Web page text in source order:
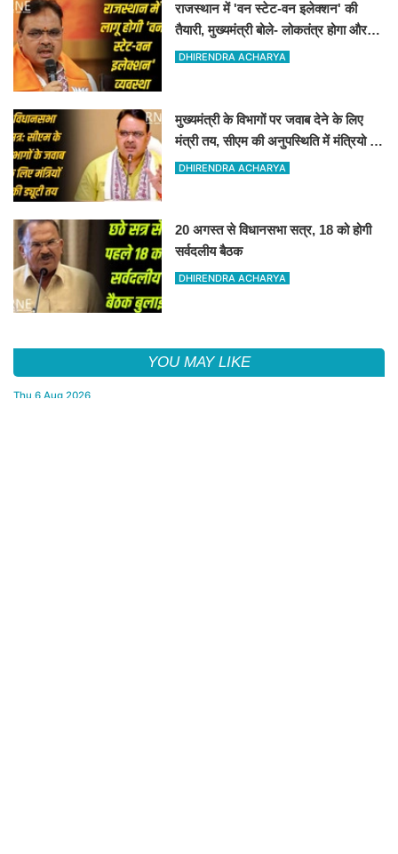
राजस्थान में 'वन स्टेट-वन इलेक्शन' की
तैयारी, मुख्यमंत्री बोले- लोकतंत्र होगा और
मजबूत
DHIRENDRA ACHARYA
मुख्यमंत्री के विभागों पर जवाब देने के लिए
मंत्री तय, सीएम की अनुपस्थिति में मंत्रियो की
जिम्मेवारी तय
DHIRENDRA ACHARYA
20 अगस्त से विधानसभा सत्र, 18 को होगी
सर्वदलीय बैठक
DHIRENDRA ACHARYA
YOU MAY LIKE
Thu,6 Aug 2026